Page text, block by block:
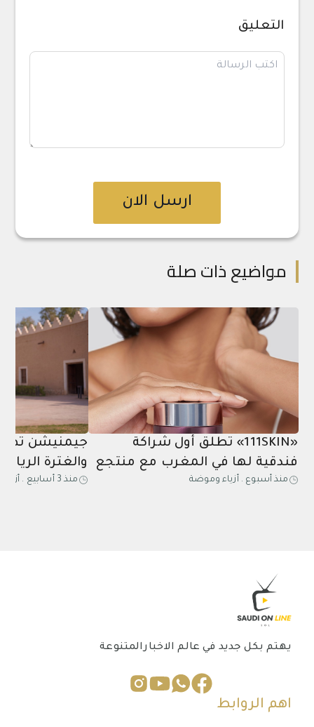
التعليق
ارسل الان
مواضيع ذات صلة
«111SKIN» تطلق أول شراكة
فندقية لها في المغرب مع منتجع
مازاغان
منذ أسبوع . أزياء وموضة
جيمنيشن
والغترة
عشاق
منذ 3 أسابيع .
يهتم بكل جديد في عالم الاخبارالمتنوعة
اهم الروابط